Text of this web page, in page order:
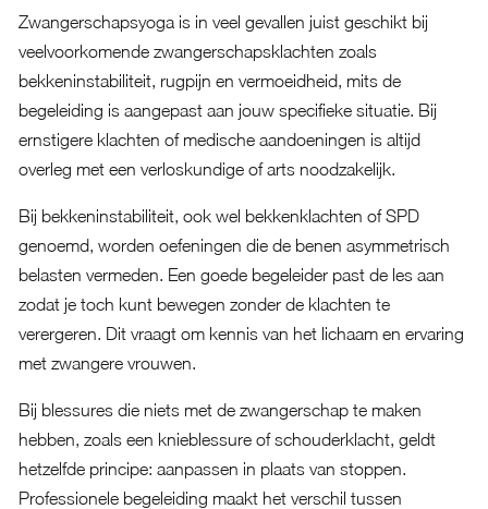
Zwangerschapsyoga is in veel gevallen juist geschikt bij
veelvoorkomende zwangerschapsklachten zoals
bekkeninstabiliteit, rugpijn en vermoeidheid, mits de
begeleiding is aangepast aan jouw specifieke situatie. Bij
ernstigere klachten of medische aandoeningen is altijd
overleg met een verloskundige of arts noodzakelijk.
Bij bekkeninstabiliteit, ook wel bekkenklachten of SPD
genoemd, worden oefeningen die de benen asymmetrisch
belasten vermeden. Een goede begeleider past de les aan
zodat je toch kunt bewegen zonder de klachten te
verergeren. Dit vraagt om kennis van het lichaam en ervaring
met zwangere vrouwen.
Bij blessures die niets met de zwangerschap te maken
hebben, zoals een knieblessure of schouderklacht, geldt
hetzelfde principe: aanpassen in plaats van stoppen.
Professionele begeleiding maakt het verschil tussen